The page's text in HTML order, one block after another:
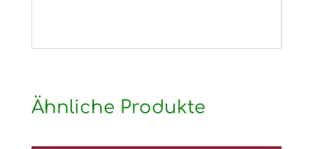
Ähnliche Produkte